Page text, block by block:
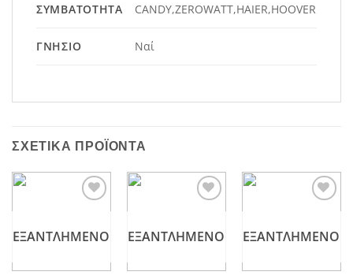
ΣΥΜΒΑΤΌΤΗΤΑ CANDY,ZEROWATT,HAIER,HOOVER
ΓΝΉΣΙΟ Ναί
ΣΧΕΤΙΚΆ ΠΡΟΪΌΝΤΑ
ΕΞΑΝΤΛΗΜΈΝΟ ΕΞΑΝΤΛΗΜΈΝΟ ΕΞΑΝΤΛΗΜΈΝΟ